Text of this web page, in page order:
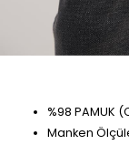
%98 PAMUK
Manken